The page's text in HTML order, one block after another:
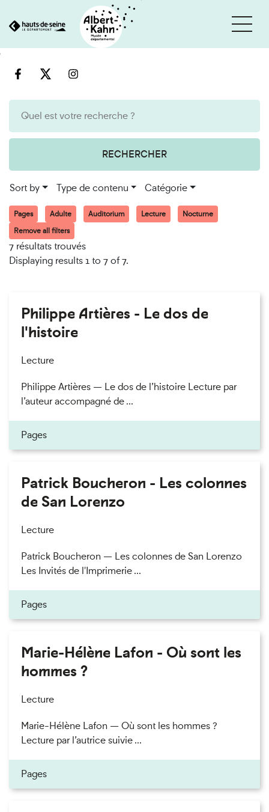
engine
RECHERCHER
Sort by Type de contenu Catégorie
Pages Adulte Auditorium Lecture
Nocturne
Remove all filters
7 résultats trouvés
Displaying results 1 to 7 of 7.
Philippe Artières - Le dos de
l'histoire
Lecture
Philippe Artières — Le dos de l’histoire Lecture par
l’auteur accompagné de ...
Pages
Patrick Boucheron - Les colonnes
de San Lorenzo
Lecture
Patrick Boucheron — Les colonnes de San Lorenzo
Les Invités de l'Imprimerie ...
Pages
Marie-Hélène Lafon - Où sont les
hommes ?
Lecture
Marie-Hélène Lafon — Où sont les hommes ?
Lecture par l’autrice suivie ...
Pages
Cookies management panel